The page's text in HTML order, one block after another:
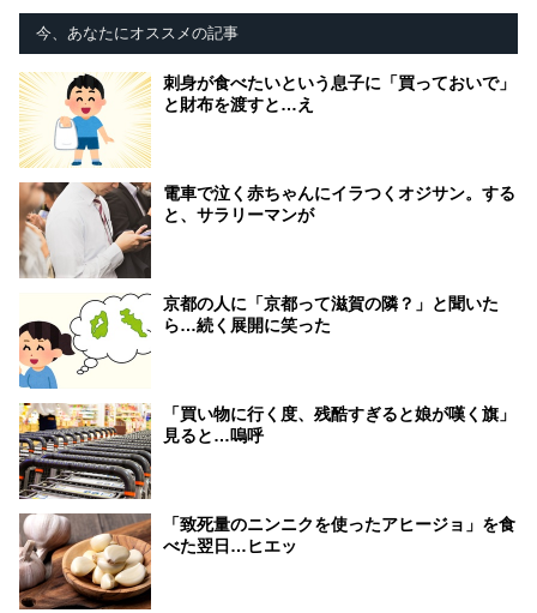
今、あなたにオススメの記事
刺身が食べたいという息子に「買っておいで」
と財布を渡すと…え
電車で泣く赤ちゃんにイラつくオジサン。する
と、サラリーマンが
京都の人に「京都って滋賀の隣？」と聞いた
ら…続く展開に笑った
「買い物に行く度、残酷すぎると娘が嘆く旗」
見ると…嗚呼
「致死量のニンニクを使ったアヒージョ」を食
べた翌日…ヒエッ